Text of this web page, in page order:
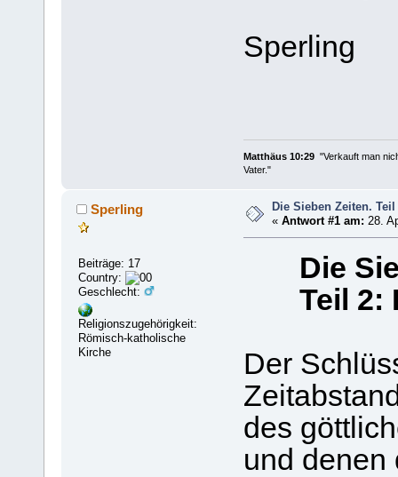
Sperling
Matthäus 10:29"Verkauft man
Vater."
Sperling
Beiträge: 17
Country:
Geschlecht:
Religionszugehörigkeit:
Römisch-katholische
Kirche
Die Sieben Zeiten.
«Antwort #1 am: 28.
Die
Teil 2:
Der
des
und denen